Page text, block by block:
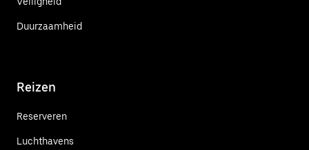
Duurzaamheid
Reizen
Reserveren
Luchthavens